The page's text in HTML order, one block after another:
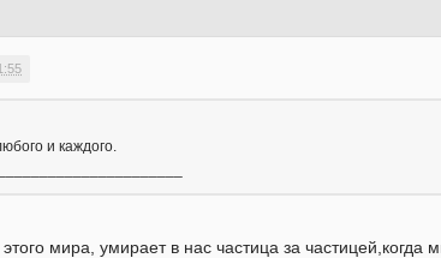
и каждого.
мира, умирает в нас частица за частицей,когда